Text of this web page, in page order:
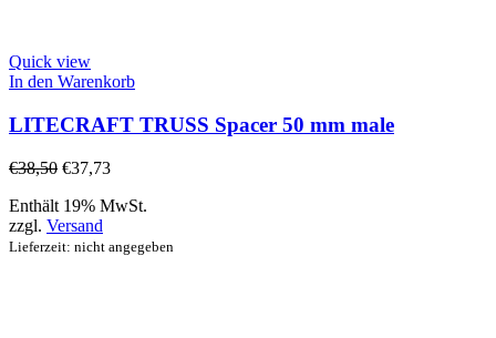
Quick view
In den Warenkorb
LITECRAFT TRUSS Spacer 50 mm male
€38,50 €37,73
Enthält 19% MwSt.
zzgl. Versand
Lieferzeit: nicht angegeben